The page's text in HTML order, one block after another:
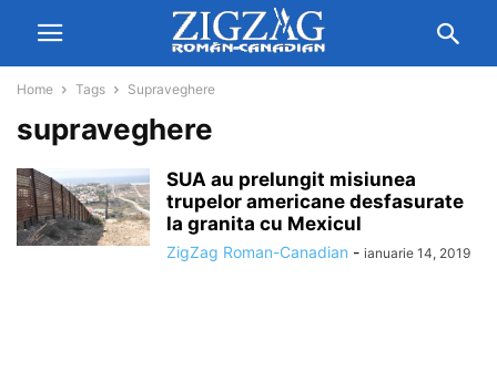
Home Tags Supraveghere
supraveghere
SUA au prelungit misiunea
trupelor americane desfasurate
la granita cu Mexicul
ZigZag Roman-Canadian - ianuarie 14, 2019